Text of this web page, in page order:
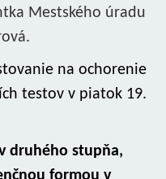
Mestského úradu
na ochorenie
testov v piatok 19.
druhého stupňa,
formou v